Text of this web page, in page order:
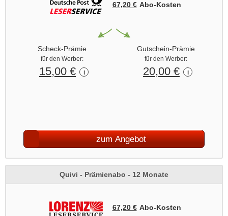
67,20 € Abo‑Kosten
Scheck-Prämie
für den Werber:
15,00 € i
Gutschein-Prämie
für den Werber:
20,00 € i
zum Angebot
Quivi - Prämienabo - 12 Monate
67,20 € Abo‑Kosten